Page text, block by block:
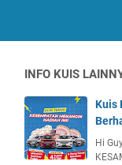
INFO KUIS
Kuis
Hi